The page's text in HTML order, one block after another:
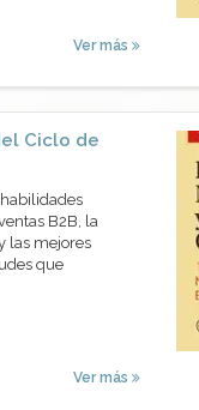
Ver más
Ciclo de
B2B, la
las mejores
que
Ver más